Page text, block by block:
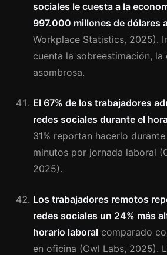
sociales le cuesta a la
997.000 millones de dólares
Workplace Statistics, 2025).
cuenta la sobreestimación, la
asombrosa.
El 67% de los trabajadores
redes sociales durante el
31% reportan hacerlo
minutos por jornada laboral
2025).
Los trabajadores remotos
redes sociales un 24% más
horario laboral comparado
en oficina (Owl Labs, 2025).